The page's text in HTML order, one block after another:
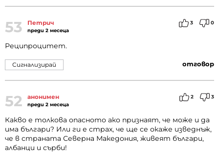
53 Петрич
преди 2 месеца
3 0
Реципроцитет.
отговор
Сигнализирай
52 анонимен
преди 2 месеца
2 3
Какво е толкова опасното ако признаят, че може и да
има българи? Или ги е страх, че ще се окаже изведнъж,
че в страната Северна Македония, живеят българи,
албанци и сърби!